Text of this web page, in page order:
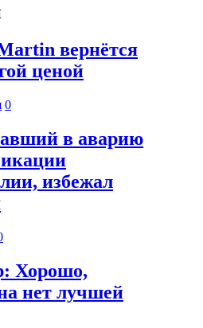
вернётся
ценой
0
в аварию
избежал
Хорошо,
нет лучшей